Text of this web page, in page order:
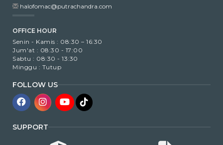
halofomac@putrachandra.com
OFFICE HOUR
Senin - Kamis : 08:30 – 16:30
Jum'at : 08:30 - 17:00
Sabtu : 08:30 - 13:30
Minggu : Tutup
FOLLOW US
SUPPORT